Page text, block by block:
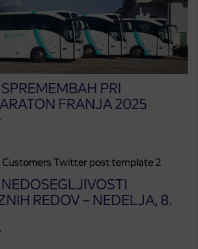
SPREMEMBAH PRI
FRANJA 2025
NEDOSEGLJIVOSTI
REDOV – NEDELJA, 8.